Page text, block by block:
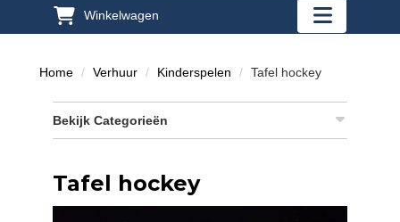
Winkelwagen
"Toggle
Home Verhuur Kinderspelen Tafel hockey
Bekijk Categorieën
Tafel hockey